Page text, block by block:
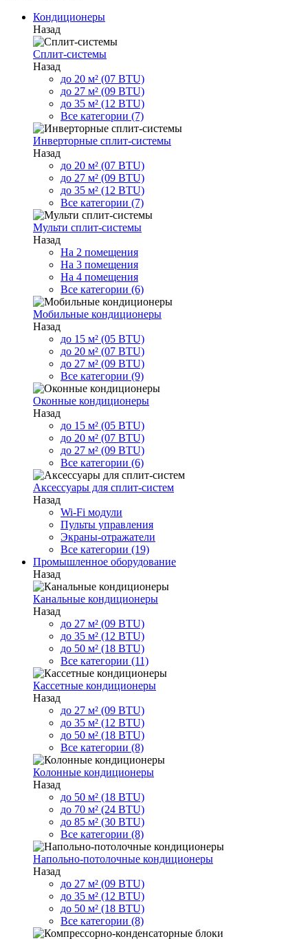
Кондиционеры
Назад
Сплит-системы
Назад
до 20 м² (07 BTU)
до 27 м² (09 BTU)
до 35 м² (12 BTU)
Все категории (7)
Инверторные сплит-системы
Назад
до 20 м² (07 BTU)
до 27 м² (09 BTU)
до 35 м² (12 BTU)
Все категории (7)
Мульти сплит-системы
Назад
На 2 помещения
На 3 помещения
На 4 помещения
Все категории (6)
Мобильные кондиционеры
Назад
до 15 м² (05 BTU)
до 20 м² (07 BTU)
до 27 м² (09 BTU)
Все категории (9)
Оконные кондиционеры
Назад
до 15 м² (05 BTU)
до 20 м² (07 BTU)
до 27 м² (09 BTU)
Все категории (6)
Аксессуары для сплит-систем
Назад
Wi-Fi модули
Пульты управления
Экраны-отражатели
Все категории (19)
Промышленное оборудование
Назад
Канальные кондиционеры
Назад
до 27 м² (09 BTU)
до 35 м² (12 BTU)
до 50 м² (18 BTU)
Все категории (11)
Кассетные кондиционеры
Назад
до 27 м² (09 BTU)
до 35 м² (12 BTU)
до 50 м² (18 BTU)
Все категории (8)
Колонные кондиционеры
Назад
до 50 м² (18 BTU)
до 70 м² (24 BTU)
до 85 м² (30 BTU)
Все категории (8)
Напольно-потолочные кондиционеры
Назад
до 27 м² (09 BTU)
до 35 м² (12 BTU)
до 50 м² (18 BTU)
Все категории (8)